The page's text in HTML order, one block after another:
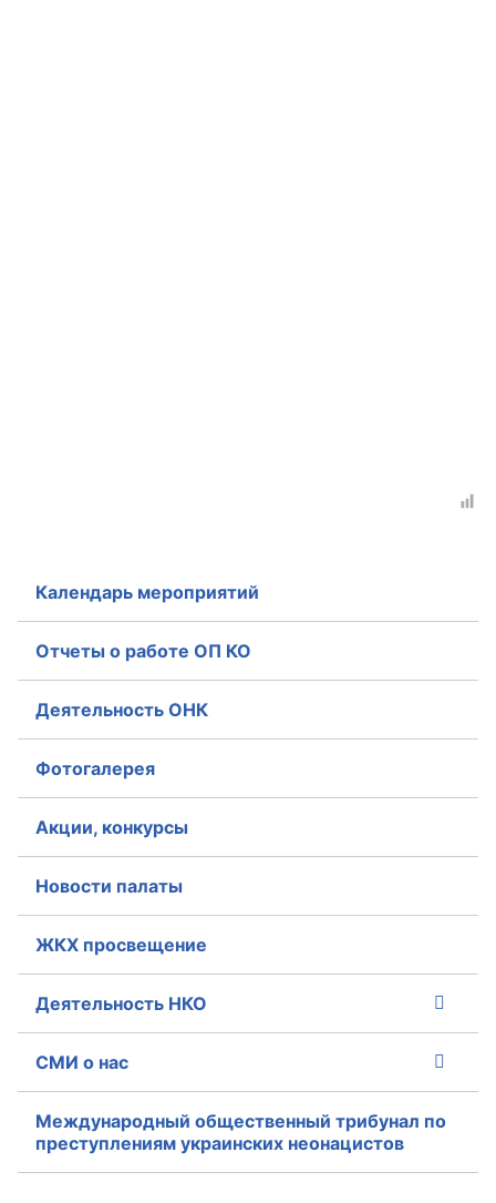
Календарь мероприятий
Отчеты о работе ОП КО
Деятельность ОНК
Фотогалерея
Акции, конкурсы
Новости палаты
ЖКХ просвещение
Деятельность НКО
СМИ о нас
Международный общественный трибунал по
преступлениям украинских неонацистов